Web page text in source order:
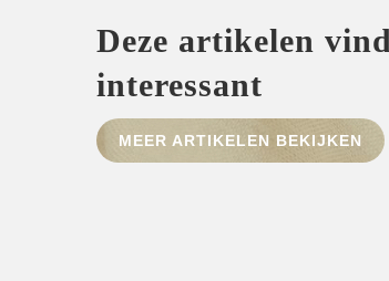
Deze artikelen
interessant
MEER ARTIKELEN BEKIJKEN